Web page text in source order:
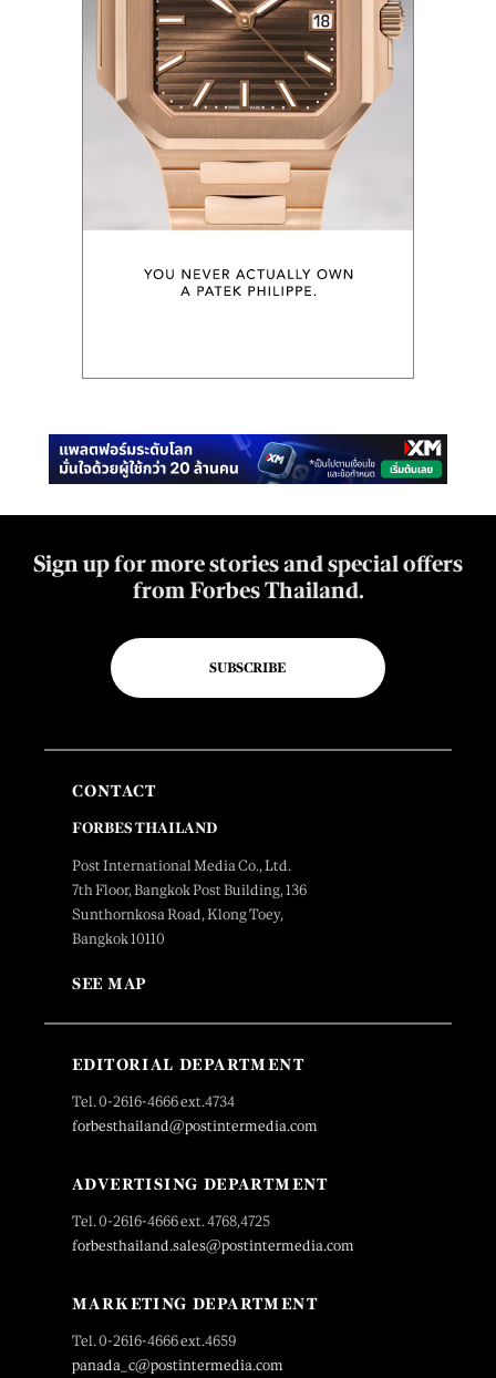
Sign up for more stories and special offers
from Forbes Thailand.
SUBSCRIBE
CONTACT
FORBES THAILAND
Post International Media Co., Ltd.
7th Floor, Bangkok Post Building, 136
Sunthornkosa Road, Klong Toey,
Bangkok 10110
SEE MAP
EDITORIAL DEPARTMENT
Tel. 0-2616-4666 ext.4734
forbesthailand@postintermedia.com
ADVERTISING DEPARTMENT
Tel. 0-2616-4666 ext. 4768,4725
forbesthailand.sales@postintermedia.com
MARKETING DEPARTMENT
Tel. 0-2616-4666 ext.4659
panada_c@postintermedia.com